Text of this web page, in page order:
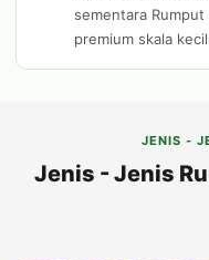
sementara
premium skala
JENIS -
Jenis - Jenis